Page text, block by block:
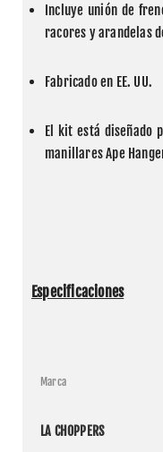
Incluye unión de
racores y arandelas
Fabricado en EE. UU.
El kit está diseñado
manillares Ape
Especificaciones
Marca
LA CHOPPERS